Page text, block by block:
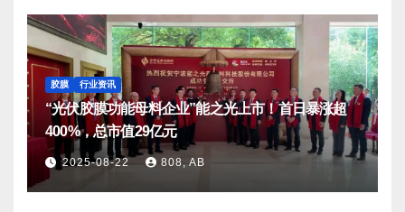
胶膜 行业资讯
“光伏胶膜功能母料企业”能之光上市！首日暴涨超
400%，总市值29亿元
2025-08-22 808, AB